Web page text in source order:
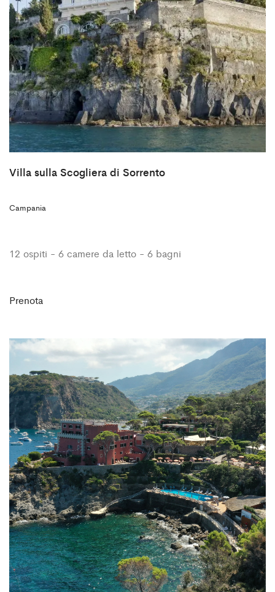
Villa sulla Scogliera di Sorrento
Campania
12 ospiti - 6 camere da letto - 6 bagni
Prenota